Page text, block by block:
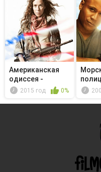
Американская
одиссея -
Наживка
2015 год 0%